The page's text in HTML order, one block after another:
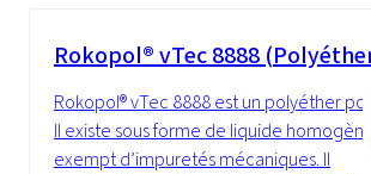
Rokopol® vTec 8888
Rokopol® vTec 8888 est un polyéther
Il existe sous forme de liquide homogène
exempt d’impuretés mécaniques. Il